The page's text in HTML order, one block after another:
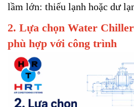
lầm lớn: thiếu lạnh hoặc dư
2. Lựa chọn Water
phù hợp với công trình